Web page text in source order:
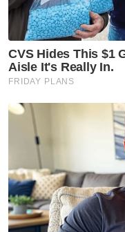
Sukan
Global
Bencana